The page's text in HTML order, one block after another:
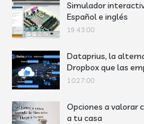
Simulador
Español e inglés
19:43:00
Dataprius, la
Dropbox que las
10:27:00
Opciones a valorar
a tu casa